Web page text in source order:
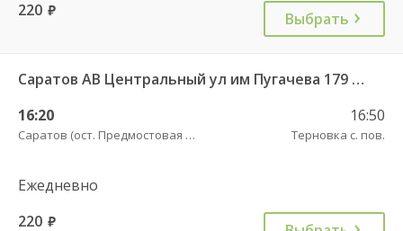
220 руб. Выбрать
Саратов АВ Центральный ул им Пугачева 179 А — Старая Полтавка
16:20
Саратов (ост. Предмостовая площадь)
16:50
Терновка с. пов.
Ежедневно
220 руб.